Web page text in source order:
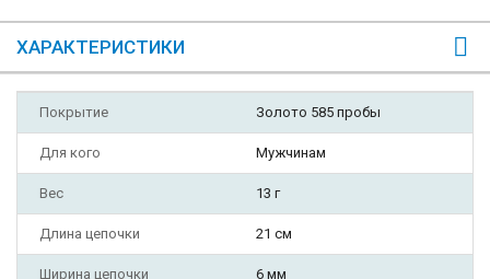
ХАРАКТЕРИСТИКИ
Покрытие Золото 585 пробы
Для кого Мужчинам
Вес 13 г
Длина цепочки 21 см
Ширина цепочки 6 мм